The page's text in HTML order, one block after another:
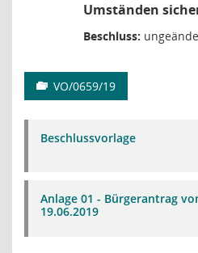
Umständen
Beschluss:
VO/0659/19
Beschlussvorlage
Anlage 01 - Bürgerantrag
19.06.2019